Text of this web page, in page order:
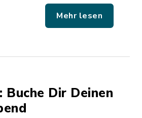
Mehr lesen
Buche Dir Deinen